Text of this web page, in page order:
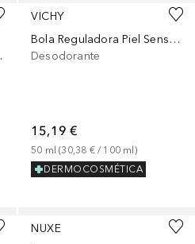
VICHY
Bola Reguladora Piel Sensible 48H
Desodorante
15,19 €
50 ml (30,38 € / 100 ml )
DERMOCOSMÉTICA
NUXE